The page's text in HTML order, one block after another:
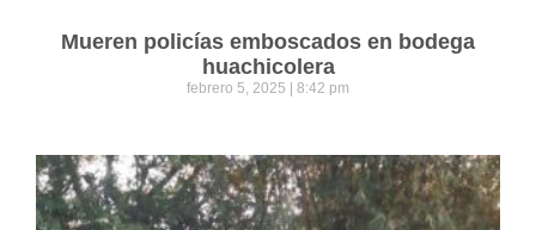
Mueren policías emboscados en bodega
huachicolera
febrero 5, 2025 8:42 pm